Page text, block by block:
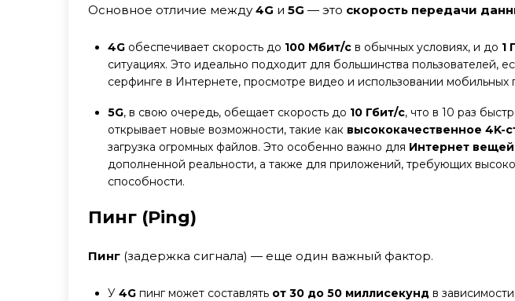
Основное отличие между 4G и 5G — это скорость передачи
4G обеспечивает скорость до 100 Мбит/с в обычных условиях, и до 1
ситуациях. Это идеально подходит для большинства пользователей,
серфинге в Интернете, просмотре видео и использовании мобильных
5G, в свою очередь, обещает скорость до 10 Гбит/с, что в 10 раз
открывает новые возможности, такие как высококачественное 4K-
загрузка огромных файлов. Это особенно важно для Интернет вещей
дополненной реальности, а также для приложений, требующих
способности.
Пинг (Ping)
Пинг (задержка сигнала) — еще один важный фактор.
У 4G пинг может составлять от 30 до 50 миллисекунд в